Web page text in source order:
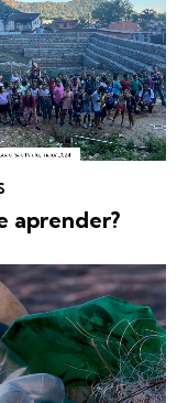
aprender?